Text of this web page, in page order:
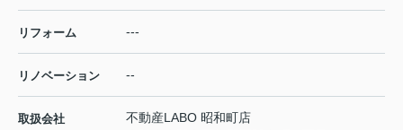
リフォーム ---
リノベーション --
取扱会社
不動産LABO 昭和町店